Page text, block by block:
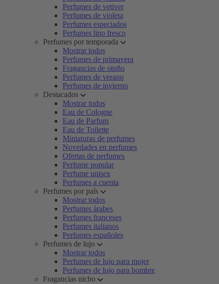
Perfumes de vetiver
Perfumes de violeta
Perfumes especiados
Perfumes lino fresco
Perfumes por temporada
Mostrar todos
Perfumes de primavera
Fragancias de otoño
Perfumes de verano
Perfumes de invierno
Destacados
Mostrar todos
Eau de Cologne
Eau de Parfum
Eau de Toilette
Miniaturas de perfumes
Novedades en perfumes
Ofertas de perfumes
Perfume popular
Perfume unisex
Perfumes a cuenta
Perfumes por país
Mostrar todos
Perfumes árabes
Perfumes franceses
Perfumes italianos
Perfumes españoles
Perfumes de lujo
Mostrar todos
Perfumes de lujo para mujer
Perfumes de lujo para hombre
Fragancias nicho